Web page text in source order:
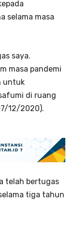
selama masa
saya.
masa pandemi
untuk
di ruang
12/2020).
telah bertugas
tiga tahun